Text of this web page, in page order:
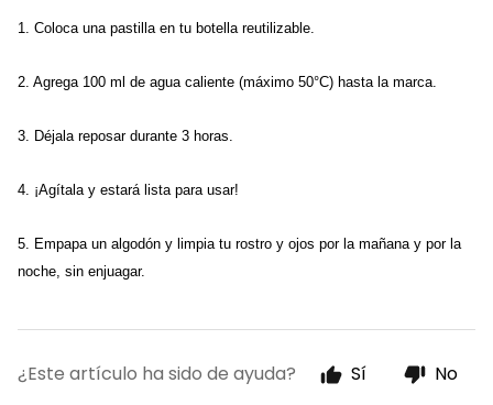
1. Coloca una pastilla en tu botella reutilizable.
2. Agrega 100 ml de agua caliente (máximo 50°C) hasta la marca.
3. Déjala reposar durante 3 horas.
4. ¡Agítala y estará lista para usar!
5. Empapa un algodón y limpia tu rostro y ojos por la mañana y por la
noche, sin enjuagar.
¿Este artículo ha sido de ayuda? Sí No